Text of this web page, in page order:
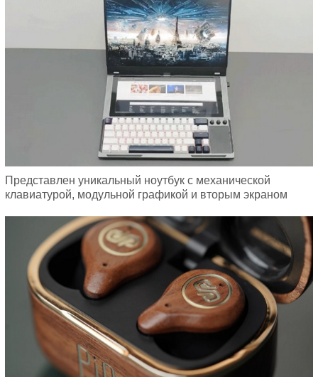
Представлен уникальный ноутбук с механической
клавиатурой, модульной графикой и вторым экраном